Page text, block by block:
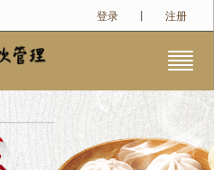
很遗憾，因您的浏览器版本过低导致无法获得最佳浏览体验，推荐下载安装谷歌浏览器！
登录 丨 注册